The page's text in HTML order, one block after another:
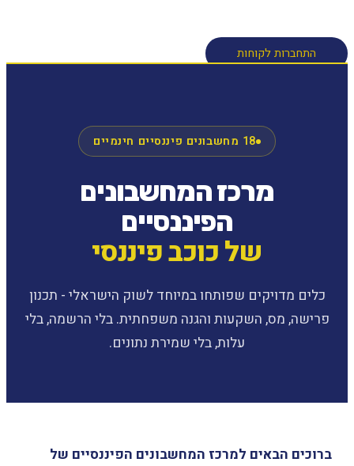
התחברות לקוחות
18 מחשבונים פיננסיים חינמיים
מרכז המחשבונים
הפיננסיים
של כוכב פיננסי
כלים מדויקים שפותחו במיוחד לשוק הישראלי - תכנון
פרישה, מס, השקעות והגנה משפחתית. בלי הרשמה, בלי
עלות, בלי שמירת נתונים.
ברוכים הבאים למרכז המחשבונים הפיננסיים של